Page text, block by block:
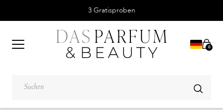
3 Gratisproben
0